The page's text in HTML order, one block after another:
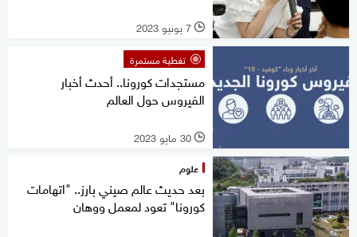
l 7 يونيو 2023
تغطية مستمرة
مستجدات كورونا.. أحدث أخبار
الفيروس حول العالم
l 30 مايو 2023
علوم
بعد حديث عالم صيني بارز.. "اتهامات
كورونا" تعود لمعمل ووهان